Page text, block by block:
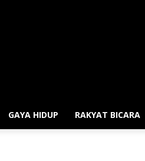
GAYA HIDUP RAKYAT BICARA